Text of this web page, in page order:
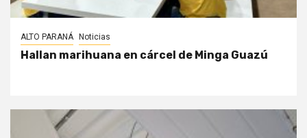
ALTO PARANÁ Noticias
Hallan marihuana en cárcel de Minga Guazú